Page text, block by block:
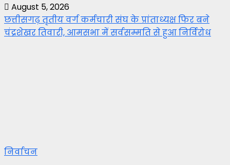
August 5, 2026
छत्तीसगढ़ तृतीय वर्ग कर्मचारी संघ के प्रांताध्यक्ष फिर बने
चंद्रशेखर तिवारी, आमसभा में सर्वसम्मति से हुआ निर्विरोध
निर्वाचन